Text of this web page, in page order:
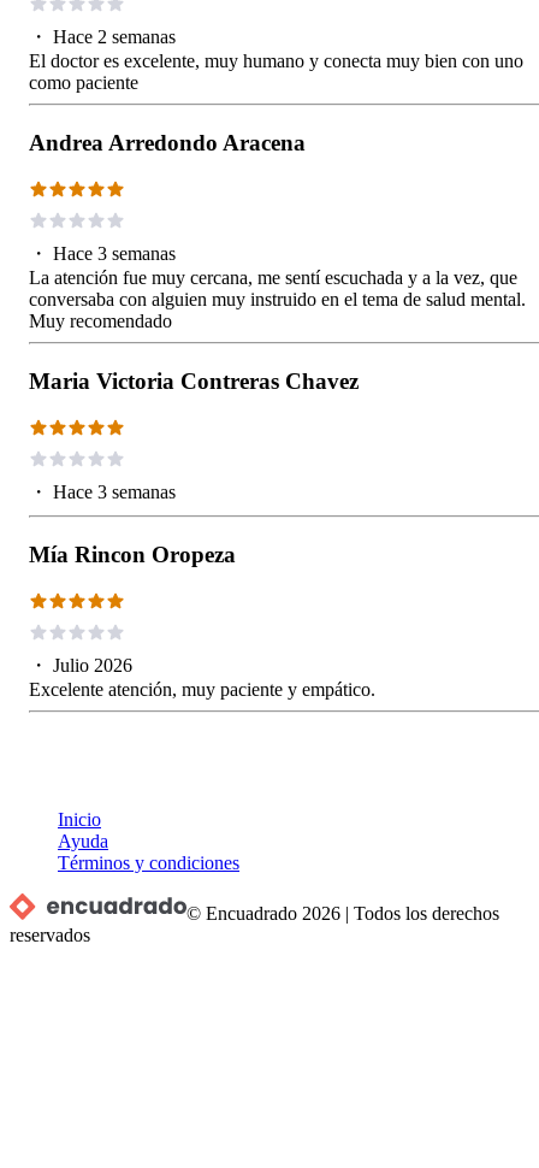
・ Hace 2 semanas
El doctor es excelente, muy humano y conecta muy bien con uno
como paciente
Andrea Arredondo Aracena
・ Hace 3 semanas
La atención fue muy cercana, me sentí escuchada y a la vez, que
conversaba con alguien muy instruido en el tema de salud mental.
Muy recomendado
Maria Victoria Contreras Chavez
・ Hace 3 semanas
Mía Rincon Oropeza
・ Julio 2026
Excelente atención, muy paciente y empático.
Inicio
Ayuda
Términos y condiciones
© Encuadrado 2026 |Todos los derechos
reservados